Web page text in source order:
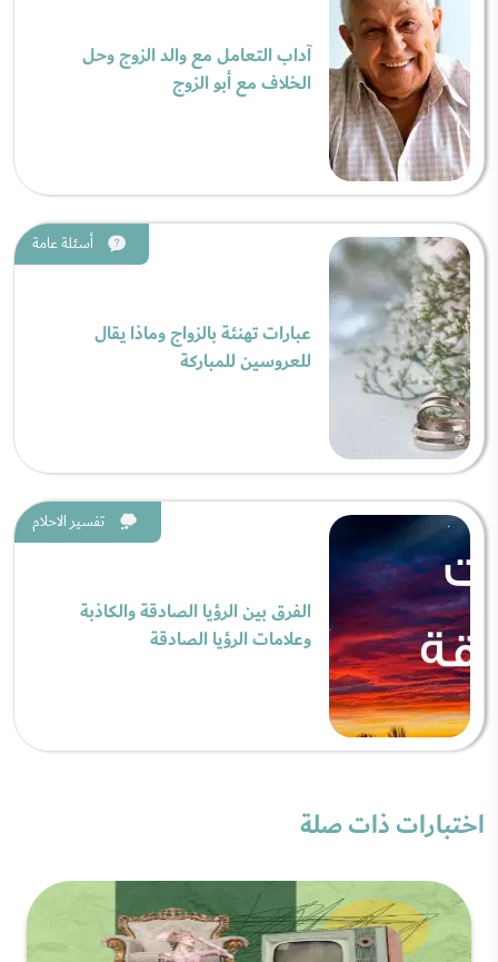
آداب التعامل مع والد الزوج وحل
الخلاف مع أبو الزوج
أسئلة عامة
عبارات تهنئة بالزواج وماذا يقال
للعروسين للمباركة
تفسير الاحلام
الفرق بين الرؤيا الصادقة والكاذبة
وعلامات الرؤيا الصادقة
اختبارات ذات صلة